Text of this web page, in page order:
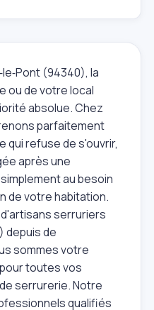
(94340), la
ou de votre local
absolue. Chez
parfaitement
qui refuse de s'ouvrir,
après une
au besoin
de votre habitation.
serruriers
depuis de
sommes votre
toutes vos
serrurerie. Notre
qualifiés